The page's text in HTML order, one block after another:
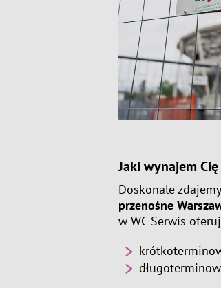
Jaki wynajem
Doskonale
przenośne
w WC Serwis